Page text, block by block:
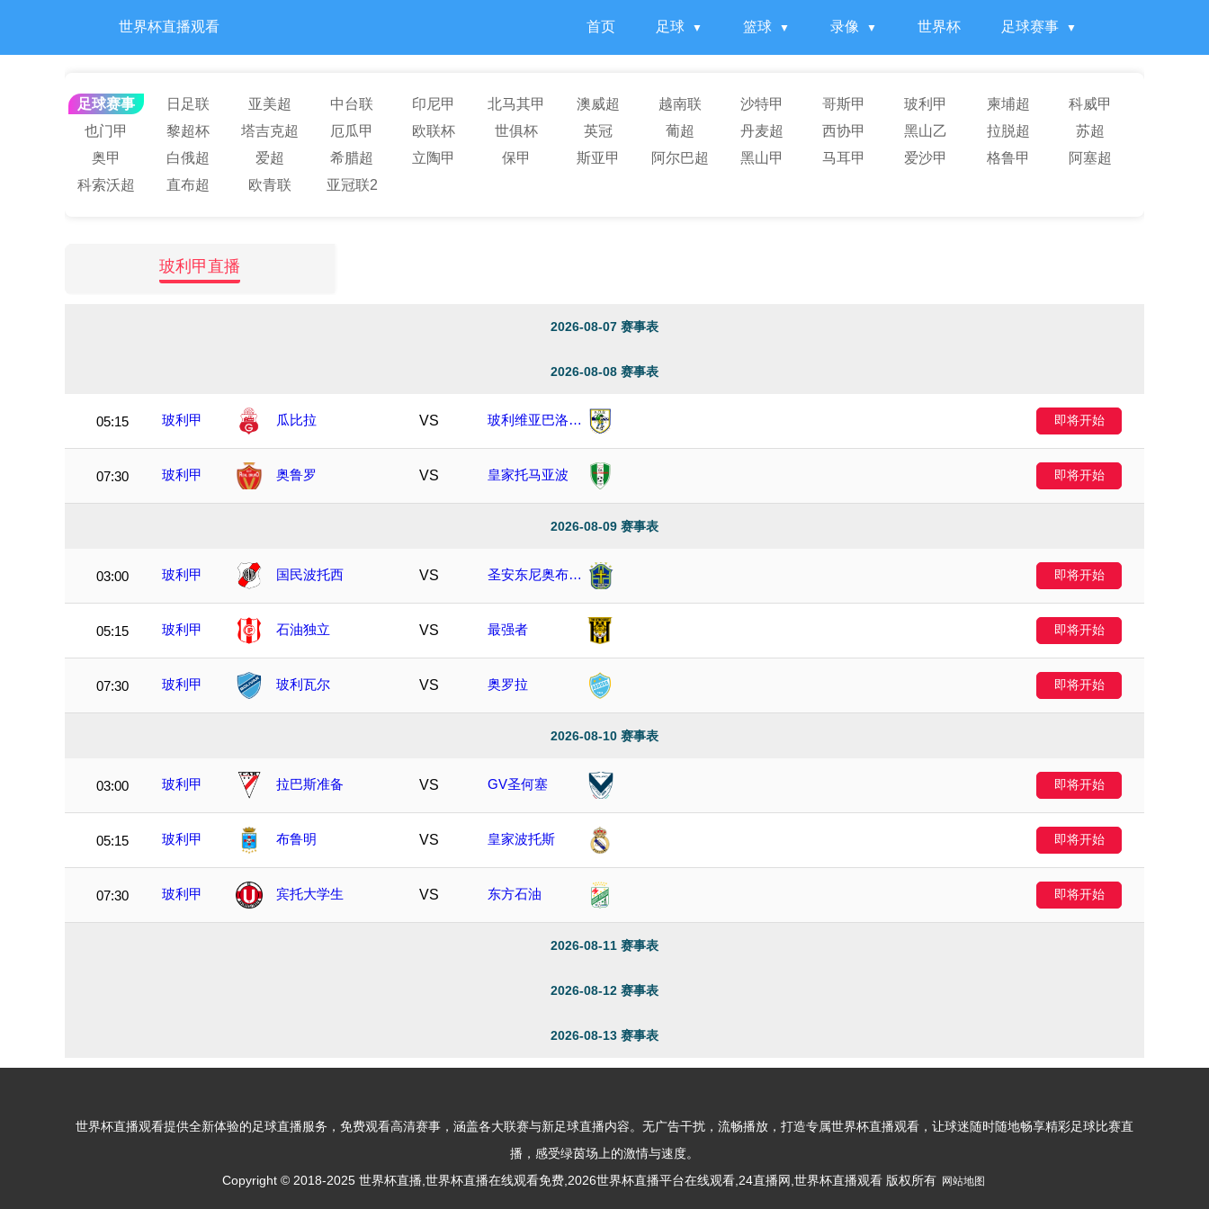
世界杯直播观看 首页 足球 篮球 录像 世界杯 足球赛事
足球赛事 日足联 亚美超 中台联 印尼甲 北马其甲 澳威超 越南联 沙特甲 哥斯甲 玻利甲 柬埔超
科威甲
也门甲
黎超杯 塔吉克超 厄瓜甲 欧联杯 世俱杯 英冠 葡超 丹麦超 西协甲 黑山乙 拉脱超
苏超
奥甲
白俄超 爱超 希腊超 立陶甲 保甲 斯亚甲 阿尔巴超 黑山甲 马耳甲 爱沙甲 格鲁甲
阿塞超
科索沃超
直布超 欧青联 亚冠联2
玻利甲直播
2026-08-07 赛事表
2026-08-08 赛事表
05:15 玻利甲 瓜比拉 VS
玻利维亚巴洛比
即将开始
07:30 玻利甲 奥鲁罗 VS 皇家托马亚波 即将开始
2026-08-09 赛事表
03:00 玻利甲 国民波托西 VS
圣安东尼奥布鲁
即将开始
05:15 玻利甲 石油独立 VS 最强者 即将开始
07:30 玻利甲 玻利瓦尔 VS 奥罗拉 即将开始
2026-08-10 赛事表
03:00 玻利甲 拉巴斯准备 VS GV圣何塞 即将开始
05:15 玻利甲 布鲁明 VS 皇家波托斯 即将开始
07:30 玻利甲 宾托大学生 VS 东方石油 即将开始
2026-08-11 赛事表
2026-08-12 赛事表
2026-08-13 赛事表
世界杯直播观看提供全新体验的足球直播服务，免费观看高清赛事，涵盖各大联赛与新足球直播内容。无广告干扰，流畅播放，打造专属世界杯直播观看，让球迷随时随地畅享精彩足球比赛直
播，感受绿茵场上的激情与速度。
Copyright © 2018-2025 世界杯直播,世界杯直播在线观看免费,2026世界杯直播平台在线观看,24直播网,世界杯直播观看 版权所有 网站地图